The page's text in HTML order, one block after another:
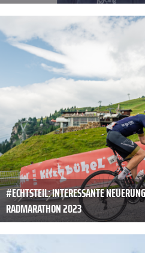
#ECHTSTEIL: INTERESSANTE
RADMARATHON 2023